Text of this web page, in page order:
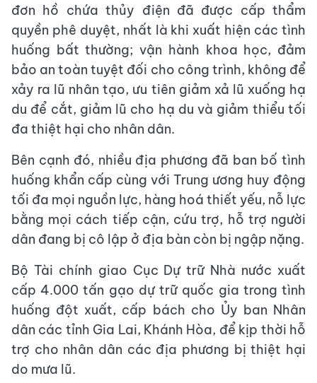
đơn hồ chứa thủy điện đã được cấp thẩm
quyền phê duyệt, nhất là khi xuất hiện các tình
huống bất thường; vận hành khoa học, đảm
bảo an toàn tuyệt đối cho công trình, không để
xảy ra lũ nhân tạo, ưu tiên giảm xả lũ xuống hạ
du để cắt, giảm lũ cho hạ du và giảm thiểu tối
đa thiệt hại cho nhân dân.
Bên cạnh đó, nhiều địa phương đã ban bố tình
huống khẩn cấp cùng với Trung ương huy động
tối đa mọi nguồn lực, hàng hoá thiết yếu, nỗ lực
bằng mọi cách tiếp cận, cứu trợ, hỗ trợ người
dân đang bị cô lập ở địa bàn còn bị ngập nặng.
Bộ Tài chính giao Cục Dự trữ Nhà nước xuất
cấp 4.000 tấn gạo dự trữ quốc gia trong tình
huống đột xuất, cấp bách cho Ủy ban Nhân
dân các tỉnh Gia Lai, Khánh Hòa, để kịp thời hỗ
trợ cho nhân dân các địa phương bị thiệt hại
do mưa lũ.